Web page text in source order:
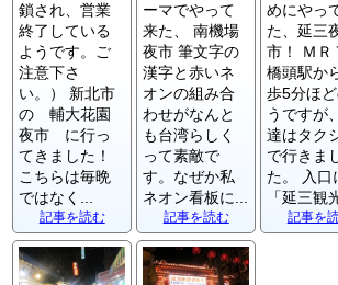
鎖され、営業
終了している
ようです。ご
注意下さ
い。） 新北市
の 輔大花園
夜市 に行っ
てきました！
こちらは毎晩
ではなく...
記事を読む
ーマでやって
来た、 南機場
夜市 筆文字の
漢字と赤いネ
オンの組み合
わせがなんと
も台湾らしく
って素敵で
す。なぜか私
ネオン看板に...
記事を読む
めにやっ
た、延三
市！ ＭＲ
橋頭駅か
歩5分ほど
うですが
達はタク
で行きま
た。 入口
「延三観
記事を